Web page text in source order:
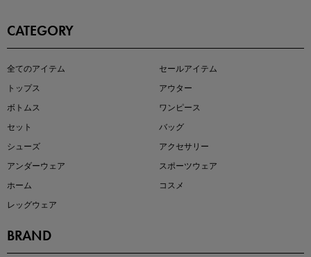
注目の新作が販売開始
kokoさんセレクト
CATEGORY
全てのアイテム
セールアイテム
トップス
アウター
ボトムス
ワンピース
セット
バッグ
シューズ
アクセサリー
アンダーウェア
スポーツウェア
ホーム
コスメ
レッグウェア
BRAND